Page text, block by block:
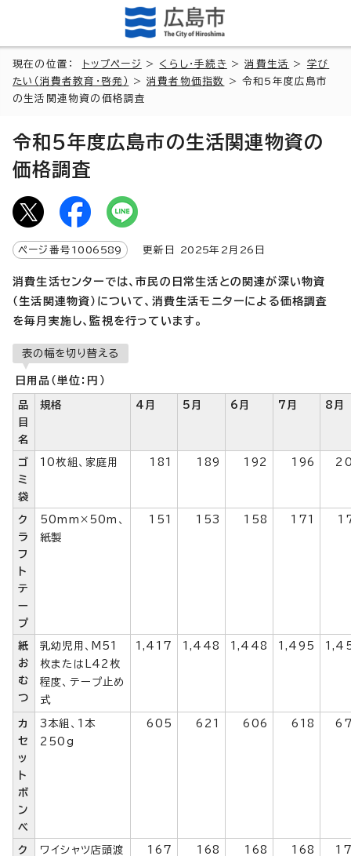
現在の位置： トップページ > くらし・手続き >消費生活 > 学び
たい（消費者教育・啓発）
>消費者物価指数
> 令和5年度広島市
の生活関連物資の価格調査
令和5年度広島市の生活関連物資の
価格調査
ページ番号 1006589 更新日 2025年2月 26 日
消費生活センターでは、市民の日常生活との関連が深い物資
（生活関連物資）について、消費生活モニターによる価格調査
を毎月実施し、監視を行っています。
表の幅を切り替える
日用品（単位：円）
品
目
名
規格 4月 5月 6月 7月 8月
ゴ
ミ
袋
10枚組、家庭用 181 189 192 196
ク
ラ
フ
ト
テ
ー
プ
50mm×50m、
紙製
151 153 158 171
紙
お
む
つ
乳幼児用、M51
枚またはL42枚
程度、テープ止め
式
1,417 1,448 1,448 1,495
カ
セ
ッ
ト
ボ
ン
ベ
3本組、1本
250g
605 621 606 618
ク
ワイシャツ店頭渡
167 168 168 168